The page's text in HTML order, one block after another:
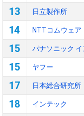
13 日立製作所
14 NTTコムウェア
15 パナソニック
15 ヤフー
17 日本総合研究所
18 インテック